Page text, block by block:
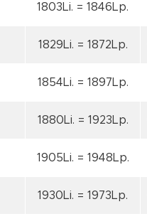
1803Li. = 1846Lp.
1829Li. = 1872Lp.
1854Li. = 1897Lp.
1880Li. = 1923Lp.
1905Li. = 1948Lp.
1930Li. = 1973Lp.